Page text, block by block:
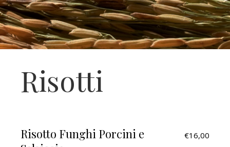
Risotti
Risotto Funghi Porcini e
€16,00